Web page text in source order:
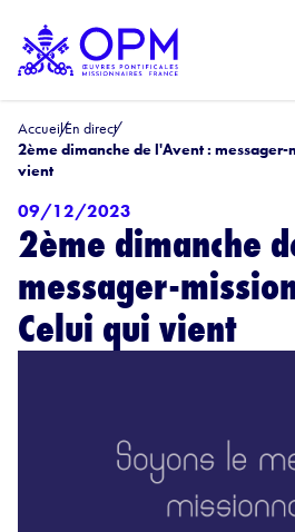
AccueilEn direct
2ème dimanche de l'Avent :
vient
09/12/2023
2ème dimanche
messager-
Celui qui vient